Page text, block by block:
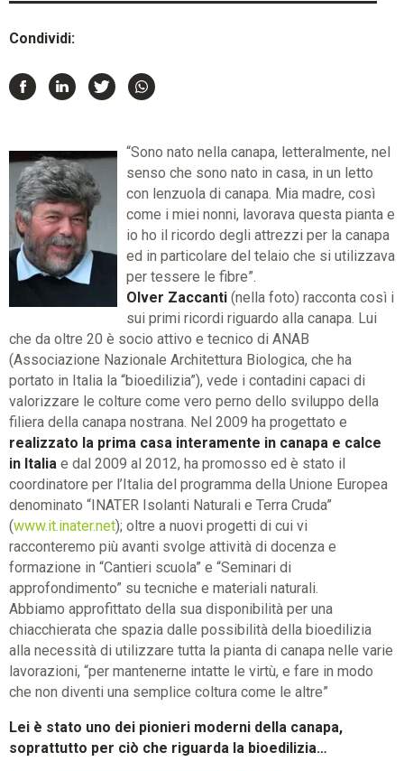
Condividi:
“Sono nato nella canapa, letteralmente, nel
senso che sono nato in casa, in un letto
con lenzuola di canapa. Mia madre, così
come i miei nonni, lavorava questa pianta e
io ho il ricordo degli attrezzi per la canapa
ed in particolare del telaio che si utilizzava
per tessere le fibre”.
Olver Zaccanti (nella foto) racconta così i
sui primi ricordi riguardo alla canapa. Lui
che da oltre 20 è socio attivo e tecnico di ANAB
(Associazione Nazionale Architettura Biologica, che ha
portato in Italia la “bioedilizia”), vede i contadini capaci di
valorizzare le colture come vero perno dello sviluppo della
filiera della canapa nostrana. Nel 2009 ha progettato e
realizzato la prima casa interamente in canapa e calce
in Italia e dal 2009 al 2012, ha promosso ed è stato il
coordinatore per l’Italia del programma della Unione Europea
denominato “INATER Isolanti Naturali e Terra Cruda”
(www.it.inater.net); oltre a nuovi progetti di cui vi
racconteremo più avanti svolge attività di docenza e
formazione in “Cantieri scuola” e “Seminari di
approfondimento” su tecniche e materiali naturali.
Abbiamo approfittato della sua disponibilità per una
chiacchierata che spazia dalle possibilità della bioedilizia
alla necessità di utilizzare tutta la pianta di canapa nelle varie
lavorazioni, “per mantenerne intatte le virtù, e fare in modo
che non diventi una semplice coltura come le altre”
Lei è stato uno dei pionieri moderni della canapa,
soprattutto per ciò che riguarda la bioedilizia…